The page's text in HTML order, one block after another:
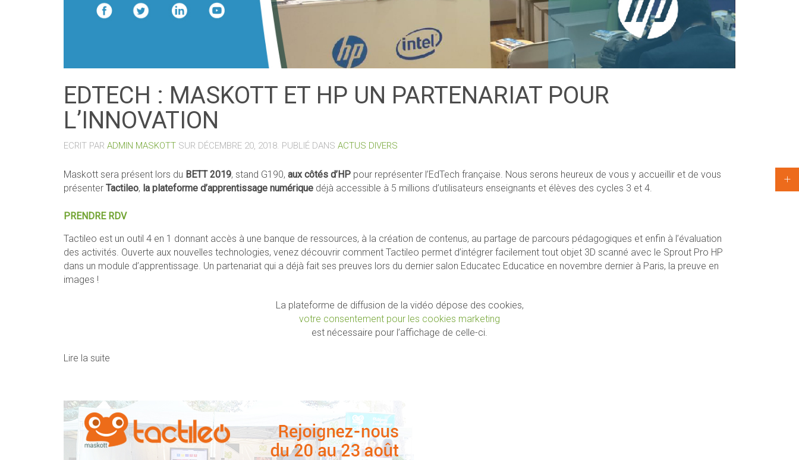
EDTECH : MASKOTT ET HP UN PARTENARIAT POUR
L’INNOVATION
ECRIT PAR ADMIN MASKOTT SUR DÉCEMBRE 20, 2018. PUBLIÉ DANS ACTUS DIVERS
Maskott sera présent lors du BETT 2019, stand G190, aux côtés d’HP pour représenter l’EdTech française. Nous serons heureux de vous y accueillir et de vous
présenter Tactileo, la plateforme d’apprentissage numérique déjà accessible à 5 millions d’utilisateurs enseignants et élèves des cycles 3 et 4.
PRENDRE RDV
Tactileo est un outil 4 en 1 donnant accès à une banque de ressources, à la création de contenus, au partage de parcours pédagogiques et enfin à l’évaluation
des activités. Ouverte aux nouvelles technologies, venez découvrir comment Tactileo permet d’intégrer facilement tout objet 3D scanné avec le Sprout Pro HP
dans un module d’apprentissage. Un partenariat qui a déjà fait ses preuves lors du dernier salon Educatec Educatice en novembre dernier à Paris, la preuve en
images !
La plateforme de diffusion de la vidéo dépose des cookies,
votre consentement pour les cookies marketing
est nécessaire pour l’affichage de celle-ci.
Lire la suite